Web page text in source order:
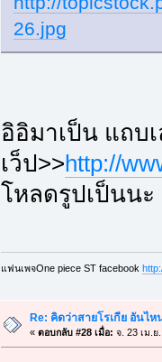
26.jpg
อิอิมาเป็น แถบ
เว็ป>>http://
โหลดรูปเป็นนะ
แฟนเพจOne piece ST facebook
Re: คิดว่าสายโรเกีย อันไห
« ตอบกลับ #28 เมื่อ: จ. 23 เม.ย